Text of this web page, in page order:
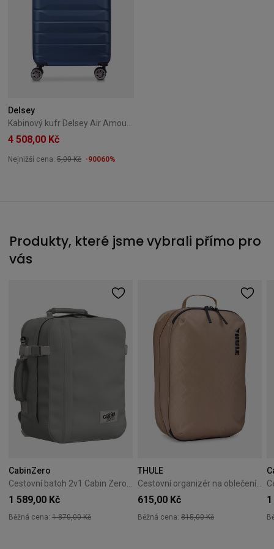
Delsey
4 508,00 Kč
Nejnižší cena: 5,00 Kč -90060%
Produkty, které jsme vybrali přímo pro
vás
CabinZero
Cestovní batoh 2v1 Cabin Zero Classic Tech 28L Silver Storm
1 589,00 Kč
Běžná cena: 1 870,00 Kč
THULE
Cestovní organizér na oblečení Thule Clean/Dirty Cube gentle beige
615,00 Kč
Běžná cena: 815,00 Kč